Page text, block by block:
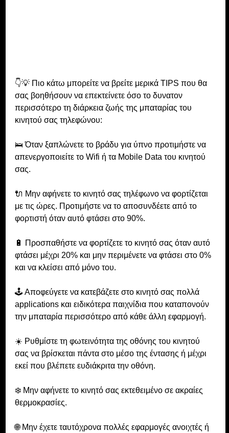
👇💡 Πιο κάτω μπορείτε να βρείτε μερικά TIPS που θα
σας βοηθήσουν να επεκτείνετε όσο το δυνατον
περισσότερο τη διάρκεια ζωής της μπαταρίας του
κινητού σας τηλεφώνου:
🛌 Όταν ξαπλώνετε το βράδυ για ύπνο προτιμήστε να
απενεργοποιείτε τo Wifi ή τα Mobile Data του κινητού
σας.
🔌 Μην αφήνετε το κινητό σας τηλέφωνο να φορτίζεται
με τις ώρες. Προτιμήστε να το αποσυνδέετε από το
φορτιστή όταν αυτό φτάσει στο 90%.
🔋 Προσπαθήστε να φορτίζετε το κινητό σας όταν αυτό
φτάσει μέχρι 20% και μην περιμένετε να φτάσει στο 0%
και να κλείσει από μόνο του.
🕹 Αποφεύγετε να κατεβάζετε στο κινητό σας πολλά
applications και ειδικότερα παιχνίδια που καταπονούν
την μπαταρία περισσότερο από κάθε άλλη εφαρμογή.
☀️ Ρυθμίστε τη φωτεινότητα της οθόνης του κινητού
σας να βρίσκεται πάντα στο μέσο της έντασης ή μέχρι
εκεί που βλέπετε ευδιάκριτα την οθόνη.
❄️ Μην αφήνετε το κινητό σας εκτεθειμένο σε ακραίες
θερμοκρασίες.
🌐 Μην έχετε ταυτόχρονα πολλές εφαρμογές ανοιχτές ή